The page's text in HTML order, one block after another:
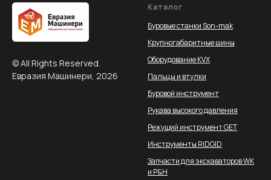
© All Rights Reserved.
Евразия Машинери, 2026
Каталог
Буровые станки Son-mak
Крупногабаритные шины
Оборудование KVX
Пальцы и втулки
Буровой инструмент
Рукава высокого давления
Режущий инструмент GET
Инструменты RIDGID
Запчасти для экскаваторов WK
и P&H